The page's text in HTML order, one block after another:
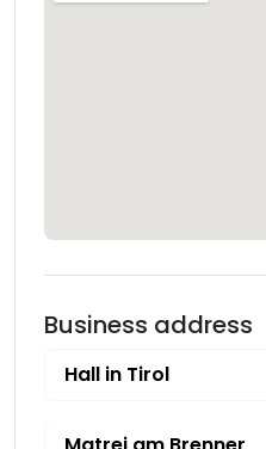
Business address
Hall in Tirol